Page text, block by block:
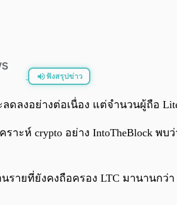
ฟังสรุปข่าว
ดลงอย่างต่อเนื่อง แต่จำนวนผู้ถือ
าะห์ crypto อย่าง IntoTheBlock พ
นรายที่ยังคงถือครอง LTC มานานก